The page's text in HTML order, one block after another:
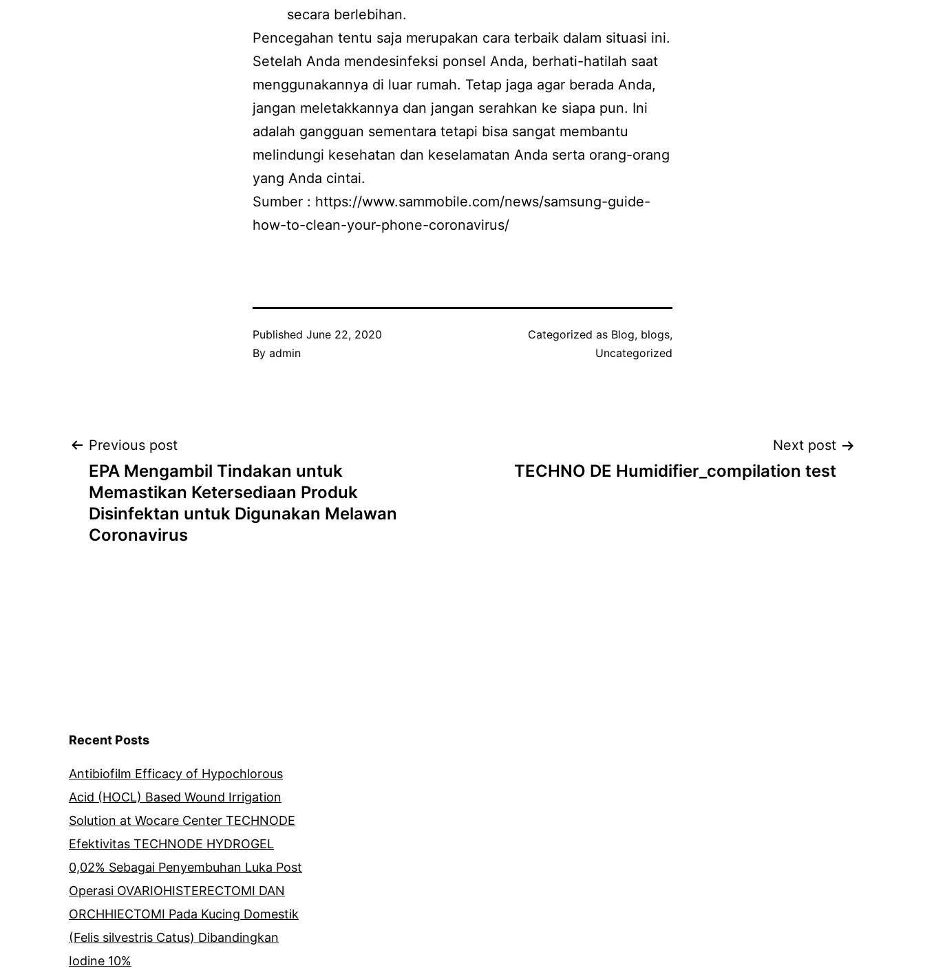
secara berlebihan.
Pencegahan tentu saja merupakan cara terbaik dalam situasi ini.
Setelah Anda mendesinfeksi ponsel Anda, berhati-hatilah saat
menggunakannya di luar rumah. Tetap jaga agar berada Anda,
jangan meletakkannya dan jangan serahkan ke siapa pun. Ini
adalah gangguan sementara tetapi bisa sangat membantu
melindungi kesehatan dan keselamatan Anda serta orang-orang
yang Anda cintai.
Sumber : https://www.sammobile.com/news/samsung-guide-
how-to-clean-your-phone-coronavirus/
Published June 22, 2020
By admin
Categorized as Blog, blogs,
Uncategorized
Previous post
EPA Mengambil Tindakan untuk
Memastikan Ketersediaan Produk
Disinfektan untuk Digunakan Melawan
Coronavirus
Next post
TECHNO DE Humidifier_compilation test
Recent Posts
Antibiofilm Efficacy of Hypochlorous
Acid (HOCL) Based Wound Irrigation
Solution at Wocare Center TECHNODE
Efektivitas TECHNODE HYDROGEL
0,02% Sebagai Penyembuhan Luka Post
Operasi OVARIOHISTERECTOMI DAN
ORCHHIECTOMI Pada Kucing Domestik
(Felis silvestris Catus) Dibandingkan
Iodine 10%